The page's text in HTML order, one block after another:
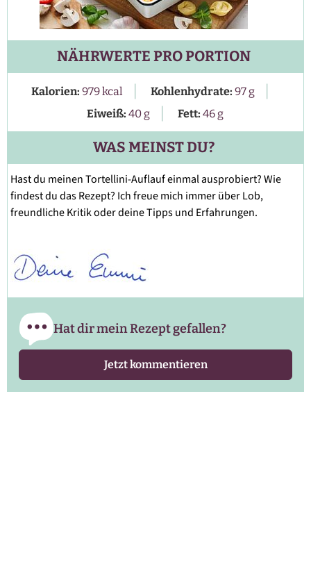
NÄHRWERTE PRO PORTION
Kalorien: 979kcal | Kohlenhydrate: 97g |
Eiweiß: 40g | Fett: 46g
WAS MEINST DU?
Hast du meinen Tortellini-Auflauf einmal ausprobiert? Wie
findest du das Rezept? Ich freue mich immer über Lob,
freundliche Kritik oder deine Tipps und Erfahrungen.
Hat dir mein Rezept gefallen?
Jetzt kommentieren